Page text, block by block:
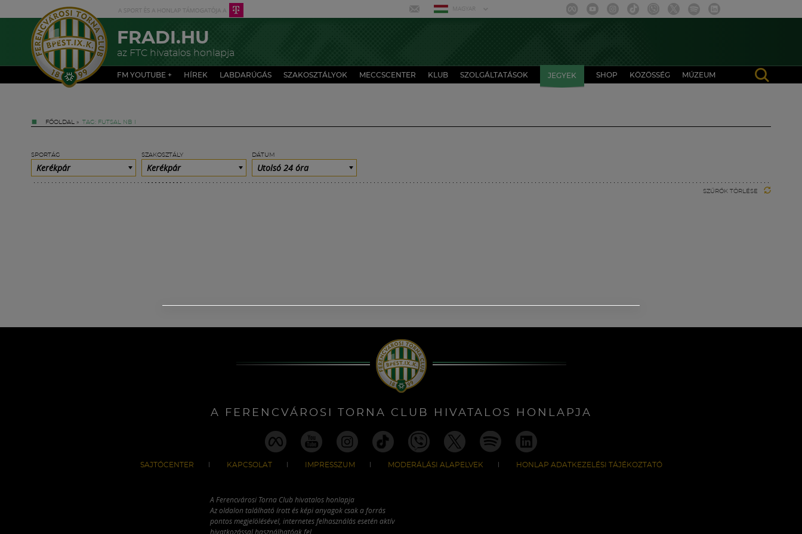
MAGYAR
FRADI.HU
az FTC hivatalos honlapja
FM YOUTUBE + HÍREK LABDARÚGÁS SZAKOSZTÁLYOK MECCSCENTER KLUB SZOLGÁLTATÁSOK JEGYEK SHOP KÖZÖSSÉG MÚZEUM
FŐOLDAL » TAG: FUTSAL NB I
SPORTÁG
Kerékpár
SZAKOSZTÁLY
Kerékpár
DÁTUM
Utolsó 24 óra
SZŰRŐK TÖRLÉSE
A FERENCVÁROSI TORNA CLUB HIVATALOS HONLAPJA
SAJTÓCENTER KAPCSOLAT IMPRESSZUM MODERÁLÁSI ALAPELVEK HONLAP ADATKEZELÉSI TÁJÉKOZTATÓ
A Ferencvárosi Torna Club hivatalos honlapja
Az oldalon található írott és képi anyagok csak a forrás
pontos megjelölésével, internetes felhasználás esetén aktív
hivatkozással használhatóak fel.